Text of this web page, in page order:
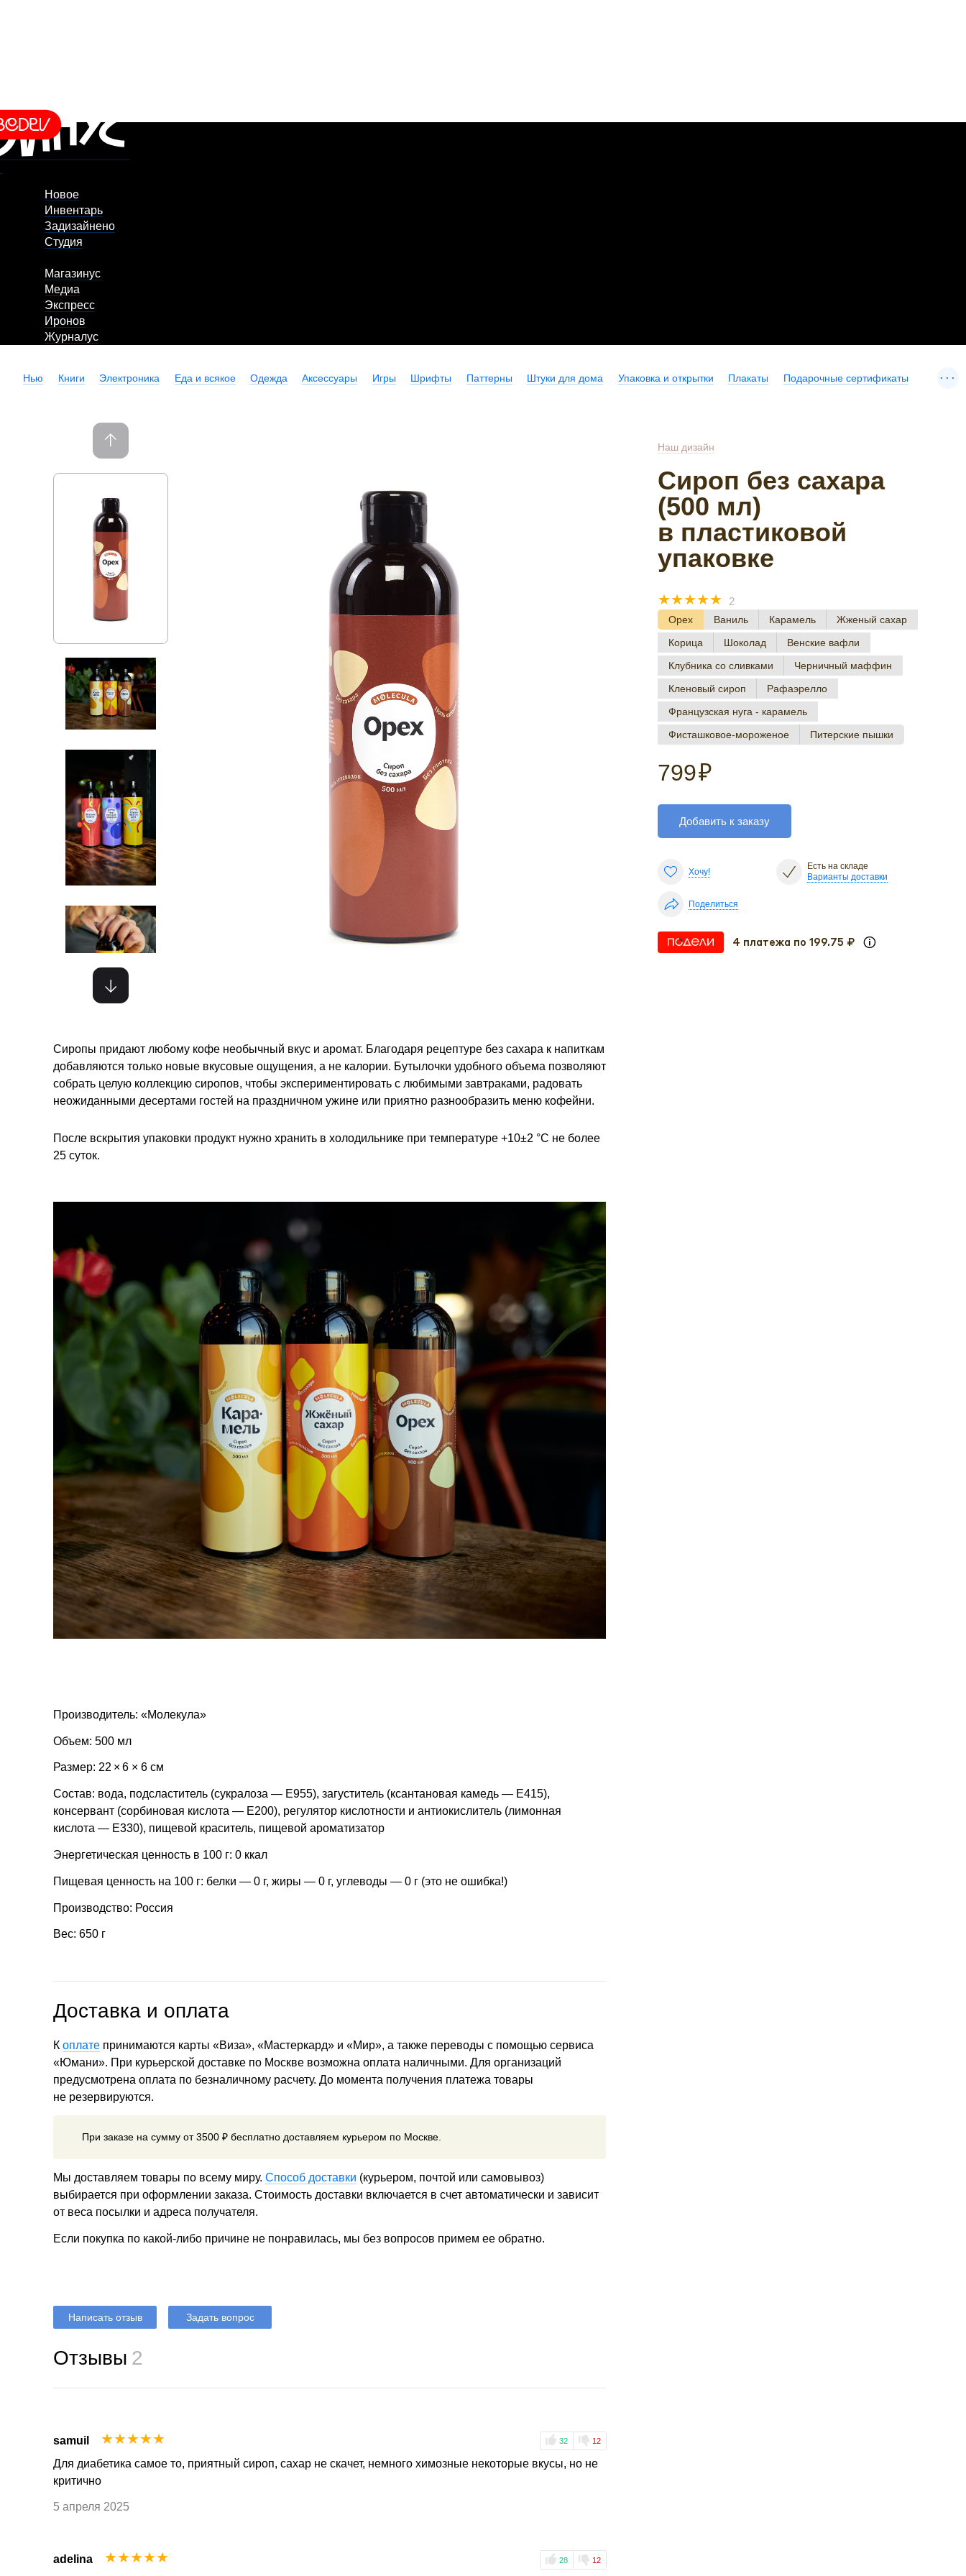
Новое
Инвентарь
Задизайнено
Студия
Магазинус
Медиа
Экспресс
Иронов
Журналус
Нью Книги Электроника Еда и всякое Одежда Аксессуары Игры Шрифты Паттерны Штуки для дома Упаковка и открытки Плакаты Подарочные сертификаты ...
Наш дизайн
Сироп без сахара
(500 мл)
в пластиковой
упаковке
☆
☆
☆
☆
☆ 2
Орех Ваниль Карамель
Жженый сахар
Корица
Шоколад
Венские вафли
Клубника со сливками
Черничный маффин
Кленовый сироп
Рафаэрелло
Французская нуга - карамель
Фисташковое-мороженое
Питерские пышки
799₽
Добавить к заказу
Хочу!
Есть на складе
Варианты доставки
Поделиться
4 платежа по 199.75 ₽
Сиропы придают любому кофе необычный вкус и аромат. Благодаря рецептуре без сахара к напиткам
добавляются только новые вкусовые ощущения, а не калории. Бутылочки удобного объема позволяют
собрать целую коллекцию сиропов, чтобы экспериментировать с любимыми завтраками, радовать
неожиданными десертами гостей на праздничном ужине или приятно разнообразить меню кофейни.
После вскрытия упаковки продукт нужно хранить в холодильнике при температуре +10±2 °С не более
25 суток.
Производитель: «Молекула»
Объем: 500 мл
Размер: 22 × 6 × 6 см
Состав: вода, подсластитель (сукралоза — Е955), загуститель (ксантановая камедь — Е415),
консервант (сорбиновая кислота — Е200), регулятор кислотности и антиокислитель (лимонная
кислота — Е330), пищевой краситель, пищевой ароматизатор
Энергетическая ценность в 100 г: 0 ккал
Пищевая ценность на 100 г: белки — 0 г, жиры — 0 г, углеводы — 0 г (это не ошибка!)
Производство: Россия
Вес: 650 г
Доставка и оплата
К оплате принимаются карты «Виза», «Мастеркард» и «Мир», а также переводы с помощью сервиса
«Юмани». При курьерской доставке по Москве возможна оплата наличными. Для организаций
предусмотрена оплата по безналичному расчету. До момента получения платежа товары
не резервируются.
При заказе на сумму от 3500 ₽ бесплатно доставляем курьером по Москве.
Мы доставляем товары по всему миру. Способ доставки (курьером, почтой или самовывоз)
выбирается при оформлении заказа. Стоимость доставки включается в счет автоматически и зависит
от веса посылки и адреса получателя.
Если покупка по какой-либо причине не понравилась, мы без вопросов примем ее обратно.
Написать отзыв Задать вопрос
Отзывы 2
samuil 32 12
☆
☆
☆
☆
☆
Для диабетика самое то, приятный сироп, сахар не скачет, немного химозные некоторые вкусы, но не
критично
5 апреля 2025
adelina 28 12
☆
☆
☆
☆
☆